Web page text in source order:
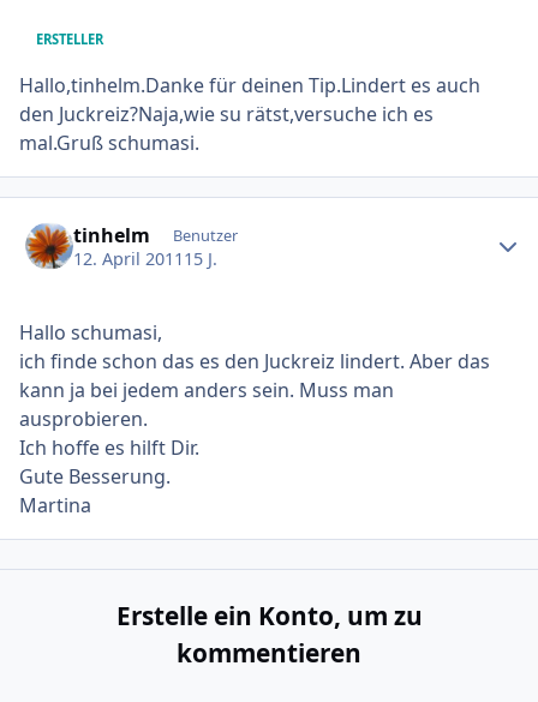
ERSTELLER
Hallo,tinhelm.Danke für deinen Tip.Lindert es auch
den Juckreiz?Naja,wie su rätst,versuche ich es
mal.Gruß schumasi.
tinhelm Benutzer
12. April 2011 15 J.
Hallo schumasi,
ich finde schon das es den Juckreiz lindert. Aber das
kann ja bei jedem anders sein. Muss man
ausprobieren.
Ich hoffe es hilft Dir.
Gute Besserung.
Martina
Erstelle ein Konto, um zu
kommentieren